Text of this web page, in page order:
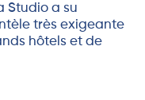
Studio a su
très exigeante
hôtels et de